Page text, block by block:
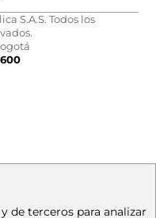
S.A.S. Todos los
de terceros para analizar